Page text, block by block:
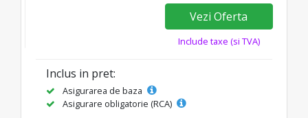
Vezi Oferta
Include taxe (si TVA)
Inclus in pret:
Asigurarea de baza
Asigurare obligatorie (RCA)